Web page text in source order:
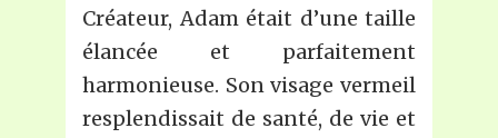
Créateur, Adam était d’une taille
élancée et parfaitement
harmonieuse. Son visage vermeil
resplendissait de santé, de vie et